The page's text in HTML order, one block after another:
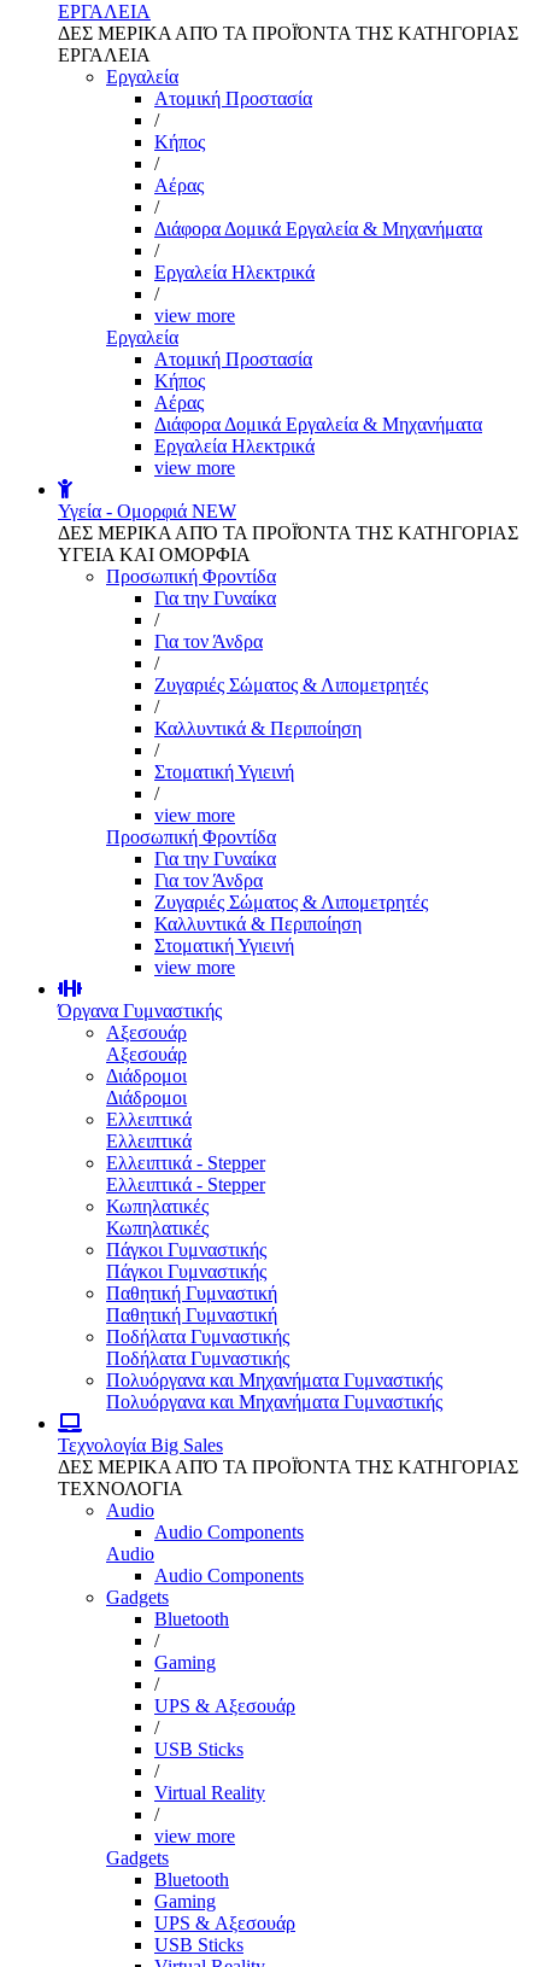
ΕΡΓΑΛΕΙΑ
ΔΕΣ ΜΕΡΙΚΑ ΑΠΌ ΤΑ ΠΡΟΪΌΝΤΑ ΤΗΣ ΚΑΤΗΓΟΡΙΑΣ
ΕΡΓΑΛΕΙΑ
Εργαλεία
Aτομική Προστασία
/
Kήπος
/
Αέρας
/
Διάφορα Δομικά Εργαλεία & Μηχανήματα
/
Εργαλεία Ηλεκτρικά
/
view more
Εργαλεία
Aτομική Προστασία
Kήπος
Αέρας
Διάφορα Δομικά Εργαλεία & Μηχανήματα
Εργαλεία Ηλεκτρικά
view more
Υγεία - Ομορφιά NEW
ΔΕΣ ΜΕΡΙΚΑ ΑΠΌ ΤΑ ΠΡΟΪΌΝΤΑ ΤΗΣ ΚΑΤΗΓΟΡΙΑΣ
ΥΓΕΙΑ ΚΑΙ ΟΜΟΡΦΙΑ
Προσωπική Φροντίδα
Για την Γυναίκα
/
Για τον Άνδρα
/
Ζυγαριές Σώματος & Λιπομετρητές
/
Καλλυντικά & Περιποίηση
/
Στοματική Υγιεινή
/
view more
Προσωπική Φροντίδα
Για την Γυναίκα
Για τον Άνδρα
Ζυγαριές Σώματος & Λιπομετρητές
Καλλυντικά & Περιποίηση
Στοματική Υγιεινή
view more
Όργανα Γυμναστικής
Αξεσουάρ
Αξεσουάρ
Διάδρομοι
Διάδρομοι
Ελλειπτικά
Ελλειπτικά
Ελλειπτικά - Stepper
Ελλειπτικά - Stepper
Κωπηλατικές
Κωπηλατικές
Πάγκοι Γυμναστικής
Πάγκοι Γυμναστικής
Παθητική Γυμναστική
Παθητική Γυμναστική
Ποδήλατα Γυμναστικής
Ποδήλατα Γυμναστικής
Πολυόργανα και Μηχανήματα Γυμναστικής
Πολυόργανα και Μηχανήματα Γυμναστικής
Τεχνολογία Big Sales
ΔΕΣ ΜΕΡΙΚΑ ΑΠΌ ΤΑ ΠΡΟΪΌΝΤΑ ΤΗΣ ΚΑΤΗΓΟΡΙΑΣ
ΤΕΧΝΟΛΟΓΙΑ
Audio
Audio Components
Audio
Audio Components
Gadgets
Bluetooth
/
Gaming
/
UPS & Αξεσουάρ
/
USB Sticks
/
Virtual Reality
/
view more
Gadgets
Bluetooth
Gaming
UPS & Αξεσουάρ
USB Sticks